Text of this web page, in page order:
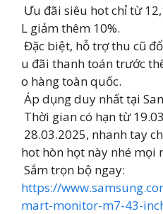
Ưu đãi siêu hot chỉ từ
L giảm thêm 10%.
Đặc biệt, hỗ trợ thu cũ
u đãi thanh toán trước
o hàng toàn quốc.
Áp dụng duy nhất tại
Thời gian có hạn từ
28.03.2025, nhanh tay
hot hòn họt này nhé mọi
Sắm trọn bộ ngay:
https://
mart-monitor-m7-43-